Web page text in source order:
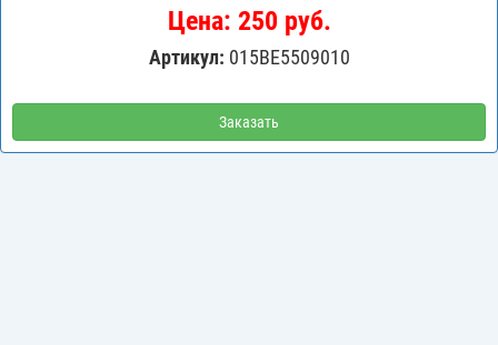
Цена: 250 руб.
Артикул: 015BE5509010
Заказать